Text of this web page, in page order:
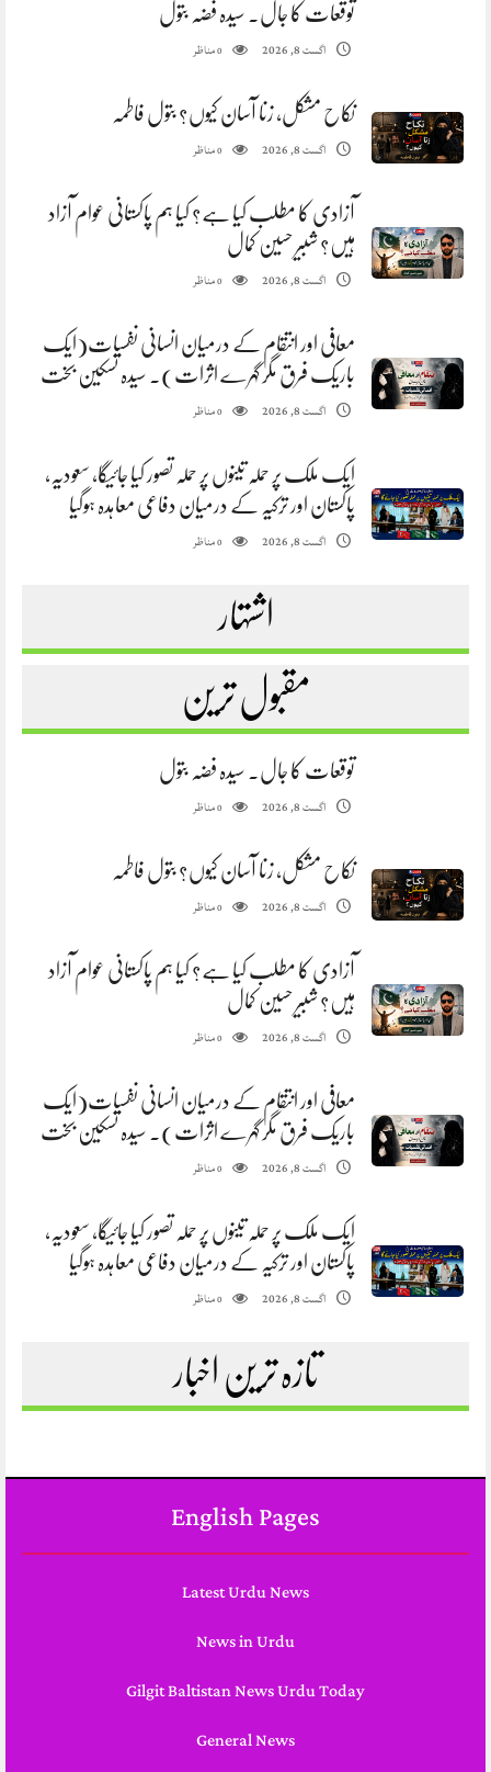
توقعات کا جال. سیدہ فضہ بتول
اگست 8, 2026 0مناظر
نکاح مشکل، زنا آسان کیوں؟ بتول فاطمہ
اگست 8, 2026 0مناظر
آزادی کا مطلب کیا ہے؟ کیا ہم پاکستانی عوام آزاد
ہیں؟ شبیر حسین کمال
اگست 8, 2026 0مناظر
معافی اور انتقام کے درمیان انسانی نفسیات(ایک
باریک فرق مگر گہرے اثرات). سیدہ تسکین بخت
اگست 8, 2026 0مناظر
ایک ملک پر حملہ تینوں پر حملہ تصور کیا جائیگا، سعودیہ،
پاکستان اور ترکیہ کے درمیان دفاعی معاہدہ ہوگیا
اگست 8, 2026 0مناظر
اشتہار
مقبول ترین
توقعات کا جال. سیدہ فضہ بتول
اگست 8, 2026 0مناظر
نکاح مشکل، زنا آسان کیوں؟ بتول فاطمہ
اگست 8, 2026 0مناظر
آزادی کا مطلب کیا ہے؟ کیا ہم پاکستانی عوام آزاد
ہیں؟ شبیر حسین کمال
اگست 8, 2026 0مناظر
معافی اور انتقام کے درمیان انسانی نفسیات(ایک
باریک فرق مگر گہرے اثرات). سیدہ تسکین بخت
اگست 8, 2026 0مناظر
ایک ملک پر حملہ تینوں پر حملہ تصور کیا جائیگا، سعودیہ،
پاکستان اور ترکیہ کے درمیان دفاعی معاہدہ ہوگیا
اگست 8, 2026 0مناظر
تازہ ترین اخبار
English Pages
Latest Urdu News
News in Urdu
Gilgit Baltistan News Urdu Today
General News